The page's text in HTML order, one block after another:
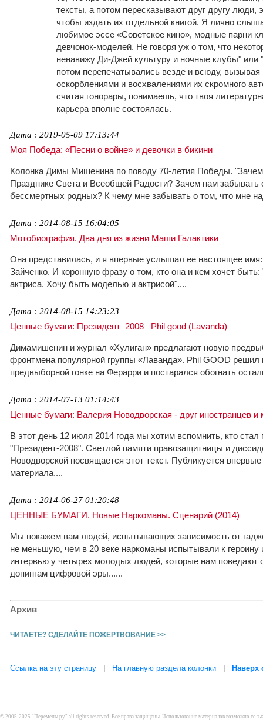
тексты, а потом пересказывают друг другу люди,
чтобы издать их отдельной книгой. Я лично
любимое эссе «Советское кино», модные парни
девчонок-моделей. Не говоря уж о том, что
ненавижу Ди-Джей культуру и ночные клубы"
потом перепечатывались везде и всюду, вызывая
оскорблениями и восхвалениями их скромного
считая гонорары, понимаешь, что твоя
карьера вполне состоялась.
Дата : 2019-05-09 17:13:44
Моя Победа: «Песни о войне» и девочки в бикини
Колонка Димы Мишенина по поводу 70-летия Победы.
Празднике Света и Всеобщей Радости? Зачем нам забывать
бессмертных родных? К чему мне забывать о том, что мне
Дата : 2014-08-15 16:04:05
Мотобиография. Два дня из жизни Маши Галактики
Она представилась, и я впервые услышал ее настоящее
Зайченко. И коронную фразу о том, кто она и кем хочет
актриса. Хочу быть моделью и актрисой"....
Дата : 2014-08-15 14:23:23
Ценные бумаги: Президент_2008_ Phil good (Lavanda)
Димамишенин и журнал «Хулиган» предлагают новую
фронтмена популярной группы «Лаванда». Phil GOOD решил
предвыборной гонке на Ферарри и постарался обогнать
Дата : 2014-07-13 01:14:43
Ценные бумаги: Валерия Новодворская - друг иностранцев
В этот день 12 июля 2014 года мы хотим вспомнить, кто стал
"Президент-2008". Светлой памяти правозащитницы и
Новодворской посвящается этот текст. Публикуется
материала....
Дата : 2014-06-27 01:20:48
ЦЕННЫЕ БУМАГИ. Новые Наркоманы. Сценарий (2014)
Мы покажем вам людей, испытывающих зависимость от
не меньшую, чем в 20 веке наркоманы испытывали к
интервью у четырех молодых людей, которые нам поведают
допингам цифровой эры......
Архив
ЧИТАЕТЕ? СДЕЛАЙТЕ ПОЖЕРТВОВАНИЕ >>
Ссылка на эту страницу На главную раздела колонки Наверх
© 2005-2025 "Перемены.ру" all rights reserved. Все права защищены. Использование материалов возможно